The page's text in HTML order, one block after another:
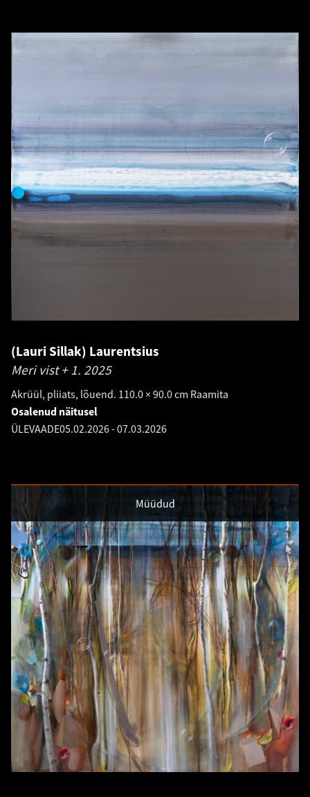
(Lauri Sillak) Laurentsius
Meri vist + 1. 2025
Akrüül, pliiats, lõuend. 110.0 × 90.0 cm Raamita
Osalenud näitusel
ÜLEVAADE05.02.2026-07.03.2026
Müüdud